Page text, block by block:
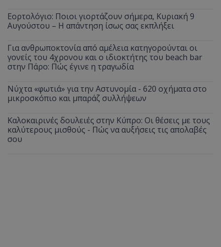
Εορτολόγιο: Ποιοι γιορτάζουν σήμερα, Κυριακή 9
Αυγούστου – Η απάντηση ίσως σας εκπλήξει
Για ανθρωποκτονία από αμέλεια κατηγορούνται οι
γονείς του 4χρονου και ο ιδιοκτήτης του beach bar
στην Πάρο: Πώς έγινε η τραγωδία
Νύχτα «φωτιά» για την Αστυνομία - 620 οχήματα στο
μικροσκόπιο και μπαράζ συλλήψεων
Καλοκαιρινές δουλειές στην Κύπρο: Οι θέσεις με τους
καλύτερους μισθούς - Πώς να αυξήσεις τις απολαβές
σου